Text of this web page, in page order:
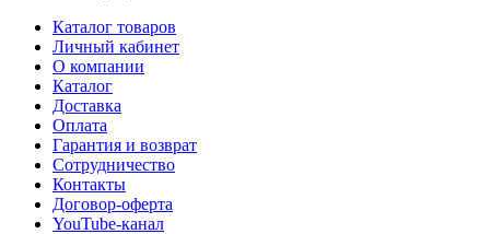
Каталог товаров
Личный кабинет
О компании
Каталог
Доставка
Оплата
Гарантия и возврат
Сотрудничество
Контакты
Договор-оферта
YouTube-канал